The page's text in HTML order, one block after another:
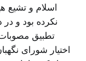
اسلام و تشیع
نکرده بود و در
تطبیق
اختیار شورای